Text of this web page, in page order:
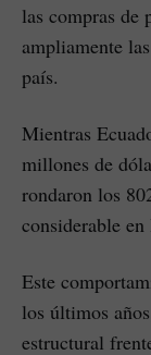
las compras de
ampliamente
país.
Mientras
millones de
rondaron los
considerable
Este
los últimos
estructural